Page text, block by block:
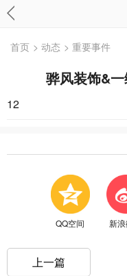
首页 > 动态 > 重要事件
骅风装饰&
12
QQ空间 新
上一篇